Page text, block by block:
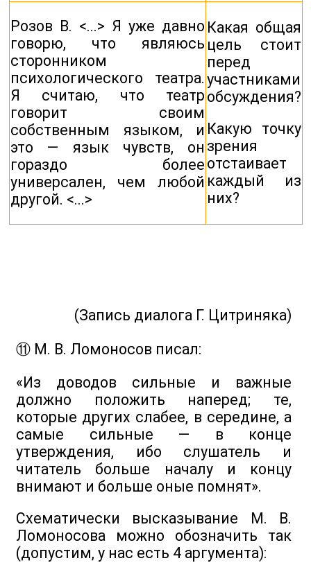
Розов В. <...> Я уже давно
говорю, что являюсь
сторонником
психологического театра.
Я считаю, что театр
говорит своим
собственным языком, и
это — язык чувств, он
гораздо более
универсален, чем любой
другой. <...>
Какая общая
цель стоит
перед
участниками
обсуждения?
Какую точку
зрения
отстаивает
каждый из
них?
(Запись диалога Г. Цитриняка)
⑪ М. В. Ломоносов писал:
«Из доводов сильные и важные
должно положить наперед; те,
которые других слабее, в середине, а
самые сильные — в конце
утверждения, ибо слушатель и
читатель больше началу и концу
внимают и больше оные помнят».
Схематически высказывание М. В.
Ломоносова можно обозначить так
(допустим, у нас есть 4 аргумента):